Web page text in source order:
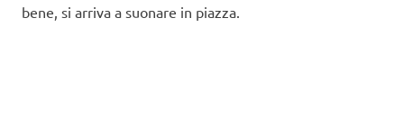
bene, si arriva a suonare in piazza.